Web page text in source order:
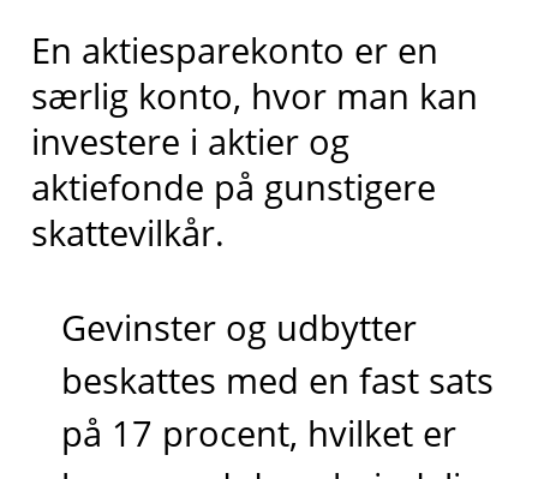
En aktiesparekonto er en
særlig konto, hvor man kan
investere i aktier og
aktiefonde på gunstigere
skattevilkår.
Gevinster og udbytter
beskattes med en fast sats
på 17 procent, hvilket er